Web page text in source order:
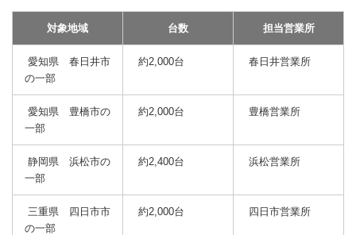
対象地域 台数 担当営業所
愛知県 春日井市
の一部
約2,000台 春日井営業所
愛知県 豊橋市の
一部
約2,000台 豊橋営業所
静岡県 浜松市の
一部
約2,400台 浜松営業所
三重県 四日市市
の一部
約2,000台 四日市営業所